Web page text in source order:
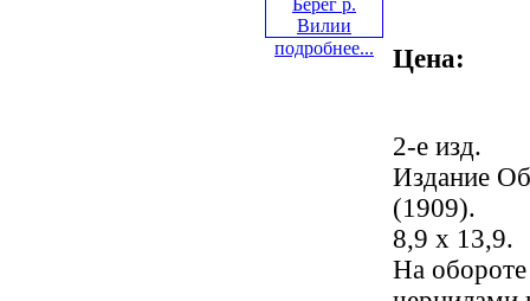
подробнее... Цена:
2-е изд.
Издание
(1909).
8,9 х 13,9.
На